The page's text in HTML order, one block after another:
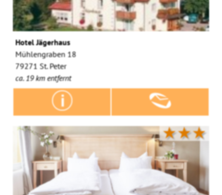
Hotel Jägerhaus
Mühlengraben 18
79271 St. Peter
ca. 19 km entfernt
★★★